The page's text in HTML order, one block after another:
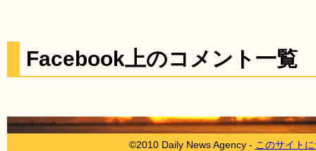
Facebook上のコメント一覧
©2010 Daily News Agency - このサイト